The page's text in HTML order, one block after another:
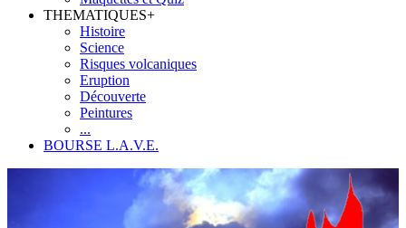
THEMATIQUES+
Histoire
Science
Risques volcaniques
Eruption
Découverte
Peintures
...
BOURSE L.A.V.E.